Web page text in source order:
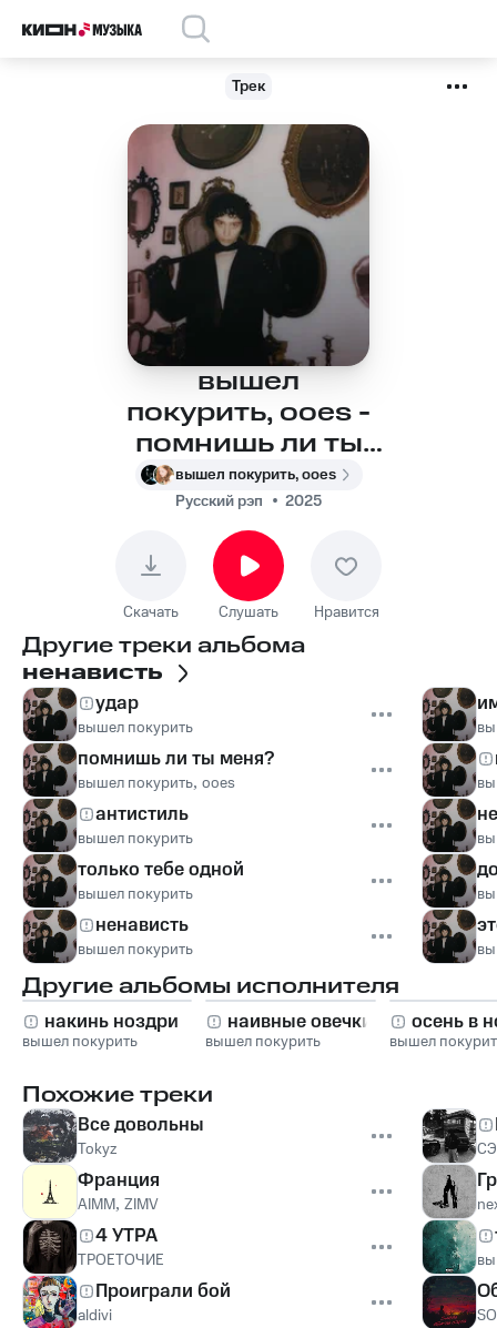
Трек
вышел
покурить, ooes -
помнишь ли ты
меня?
вышел покурить, ooes
Русский рэп
2025
Скачать Слушать Нравится
Другие треки альбома
ненависть
удар
вышел покурить
помнишь ли ты меня?
вышел покурить, ooes
антистиль
вышел покурить
только тебе одной
вышел покурить
ненависть
вышел покурить
Другие альбомы исполнителя
накинь ноздри
вышел покурить
наивные овечки
вышел покурить
осень в
вышел
Похожие треки
Все довольны
Tokyz
Франция
AIMM, ZIMV
4 УТРА
ТРОЕТОЧИЕ
Проиграли бой
aldivi